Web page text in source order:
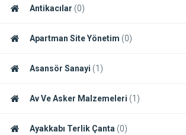
Antikacılar (0)
Apartman Site Yönetim (0)
Asansör Sanayi (1)
Av Ve Asker Malzemeleri (1)
Ayakkabı Terlik Çanta (0)